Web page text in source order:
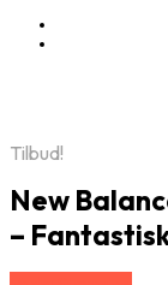
Tilbud!
New
–